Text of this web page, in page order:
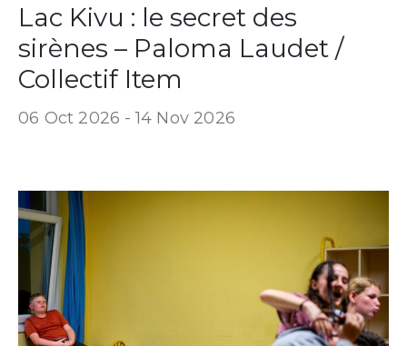
Lac Kivu : le secret des
sirènes – Paloma Laudet /
Collectif Item
06 Oct 2026 - 14 Nov 2026